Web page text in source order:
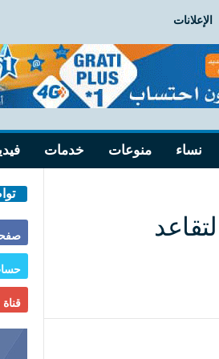
الإعلانات
نساء منوعات خدمات